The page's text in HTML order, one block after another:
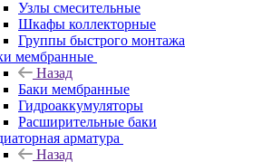
Узлы смесительные
Шкафы коллекторные
Группы быстрого монтажа
мембранные
Назад
Баки мембранные
Гидроаккумуляторы
Расширительные баки
арматура
Назад